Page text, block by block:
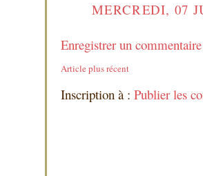
MERCREDI, 07
Enregistrer un commentaire
Article plus récent
Inscription à : Publier les